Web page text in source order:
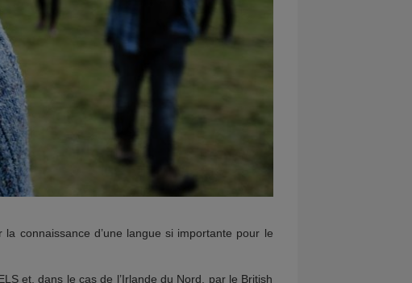
connaissance d’une langue si importante pour le
et, dans le cas de l’Irlande du Nord, par le British